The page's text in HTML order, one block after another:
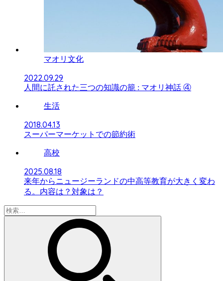
マオリ文化
2022.09.29
人間に託された三つの知識の籠 : マオリ神話 ④
生活
2018.04.13
スーパーマーケットでの節約術
高校
2025.08.18
来年からニュージーランドの中高等教育が大きく変わ
る。内容は？対象は？
検
索: